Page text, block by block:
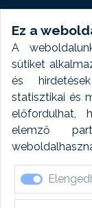
Ez a
A
sütiket
és
statisztikai és
előfordulhat,
elemző
forrásokból
ezen adatokat